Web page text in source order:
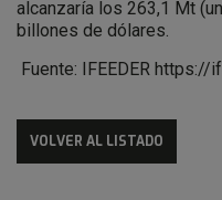
alcanzaría los 263,1 Mt
billones de dólares.
Fuente: IFEEDER https://
VOLVER AL LISTADO